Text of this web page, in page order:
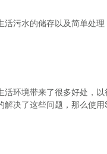
污水的储存以及简单处
环境带来了很多好处，
决了这些问题，那么使